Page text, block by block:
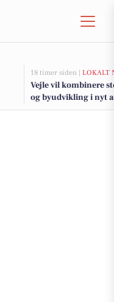
18 timer siden | LOKALT
Vejle vil kombinere
og byudvikling i nyt
fjorden